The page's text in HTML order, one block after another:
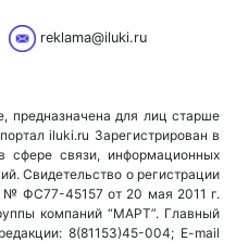
reklama@iluki.ru
предназначена для лиц старше
iluki.ru Зарегистрирован в
сфере связи, информационных
Свидетельство о регистрации
№ ФС77-45157 от 20 мая 2011 г.
компаний “МАРТ”. Главный
8(81153)45-004; E-mail